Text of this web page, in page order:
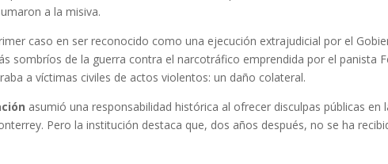
a la misiva.
caso en ser reconocido como una ejecución extrajudicial por el
sombríos de la guerra contra el narcotráfico emprendida por el panista
a víctimas civiles de actos violentos: un daño colateral.
asumió una responsabilidad histórica al ofrecer disculpas públicas en
Pero la institución destaca que, dos años después, no se ha